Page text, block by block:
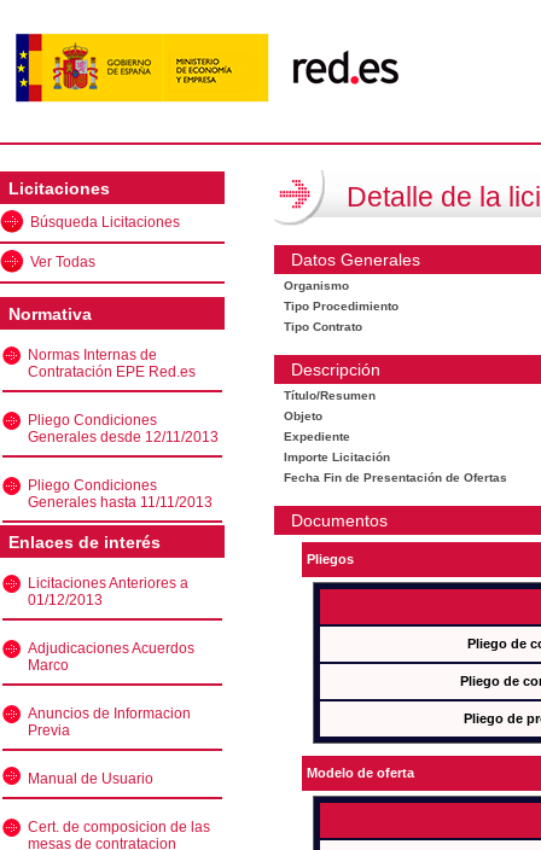
Licitaciones
Búsqueda Licitaciones
Ver Todas
Normativa
Normas Internas de
Contratación EPE Red.es
Pliego Condiciones
Generales desde 12/11/2013
Pliego Condiciones
Generales hasta 11/11/2013
Enlaces de interés
Licitaciones Anteriores a
01/12/2013
Adjudicaciones Acuerdos
Marco
Anuncios de Informacion
Previa
Manual de Usuario
Cert. de composicion de las
mesas de contratacion
Detalle de la
Datos Generales
Organismo
Tipo Procedimiento
Tipo Contrato
Descripción
Título/Resumen
Objeto
Expediente
Importe Licitación
Fecha Fin de Presentación de Ofertas
Documentos
Pliegos
Pliego de
Pliego de
Pliego de
Modelo de oferta